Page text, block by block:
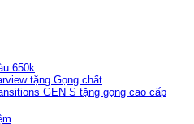
650k
tặng Gọng chất
GEN S tặng gọng cao cấp